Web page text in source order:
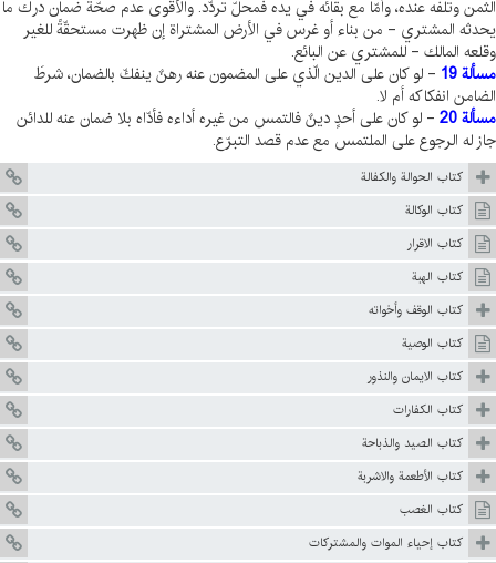
الثمن وتلفه عنده، وأمّا مع بقائه في يده فمحلّ تردّد. والأقوى عدم صحّة ضمان درك ما
يحدثه المشتري - من بناء أو غرس في الأرض المشتراة إن ظهرت مستحقّةً للغير
وقلعه المالك - للمشتري عن البائع.
مسألة 19
- لو كان على الدين الّذي على المضمون عنه رهنٌ ينفكّ بالضمان، شرطَ
الضامن انفكاكه أم لا.
مسألة 20
- لو كان على أحدٍ دينٌ فالتمس من غيره أداءه فأدّاه بلا ضمان عنه للدائن
جاز له الرجوع على الملتمس مع عدم قصد التبرّع.
كتاب الحوالة والكفالة
كتاب الوكالة
كتاب الاقرار
كتاب الهبة
كتاب الوقف وأخواته
كتاب الوصية
كتاب الايمان والنذور
كتاب الكفارات
كتاب الصيد والذباحة
كتاب الأطعمة والاشربة
كتاب الغصب
كتاب إحياء الموات والمشتركات